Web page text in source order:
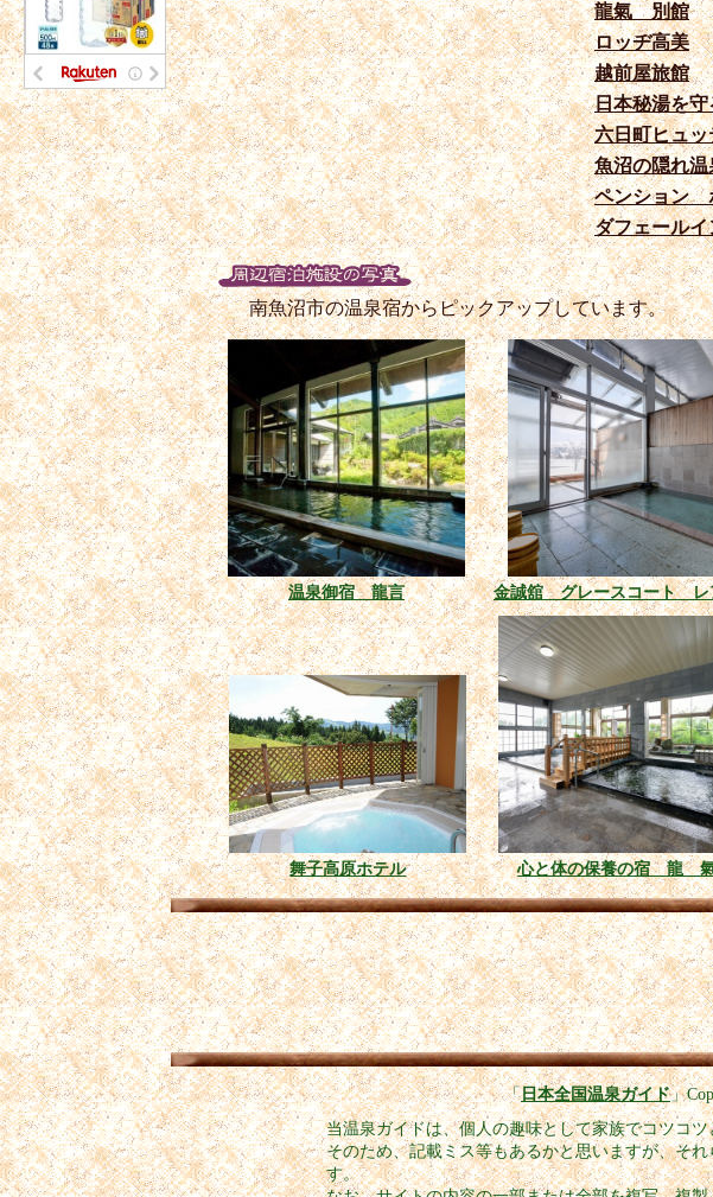
龍氣 別館
ロッヂ高美
越前屋旅館
日本秘湯を
六日町ヒュッ
魚沼の隠れ
ペンション
ダフェールイ
南魚沼市の温泉宿からピックアップしています。
温泉御宿 龍言 金誠舘 グレースコート レ
舞子高原ホテル 心と体の保養の宿 龍
「日本全国温泉ガイド」
当温泉ガイドは、個人の趣味として家族でコツコ
そのため、記載ミス等もあるかと思いますが、そ
す。